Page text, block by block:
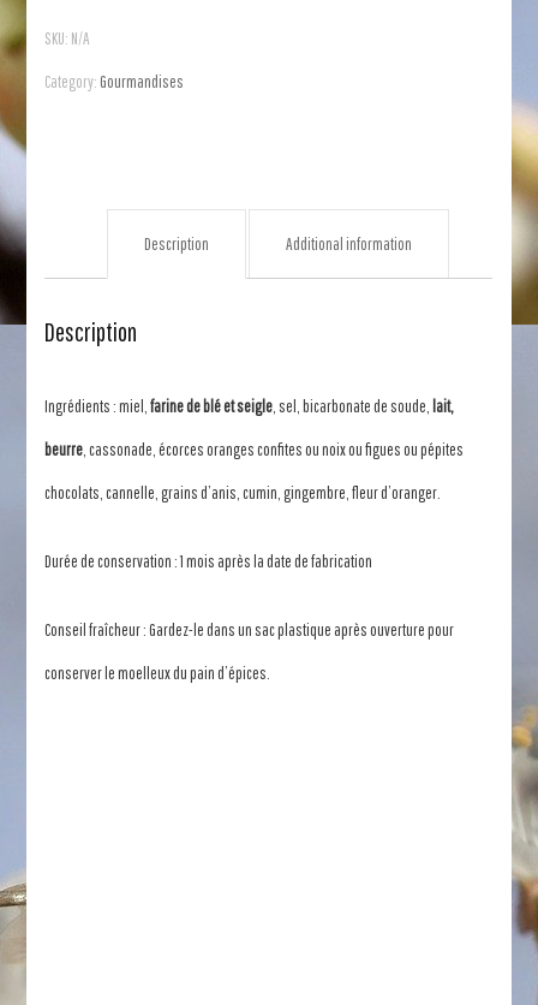
-
Parfumé
SKU: N/A
Category: Gourmandises
Description Additional information
Description
Ingrédients : miel,farine de blé et seigle , sel, bicarbonate de soude, lait,
beurre , cassonade, écorces oranges confites ou noix ou figues ou pépites
chocolats, cannelle, grains d’anis, cumin, gingembre, fleur d’oranger.
Durée de conservation : 1 mois après la date de fabrication
Conseil fraîcheur : Gardez-le dans un sac plastique après ouverture pour
conserver le moelleux du pain d’épices.